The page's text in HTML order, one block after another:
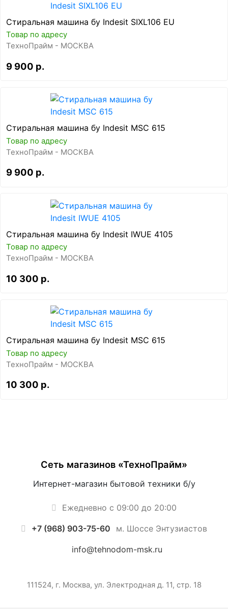
Стиральная машина бу Indesit SIXL106 EU
Товар по адресу
ТехноПрайм - МОСКВА
9 900 р.
Стиральная машина бу Indesit MSC 615
Товар по адресу
ТехноПрайм - МОСКВА
9 900 р.
Стиральная машина бу Indesit IWUE 4105
Товар по адресу
ТехноПрайм - МОСКВА
10 300 р.
Стиральная машина бу Indesit MSC 615
Товар по адресу
ТехноПрайм - МОСКВА
10 300 р.
Сеть магазинов «ТехноПрайм»
Интернет-магазин бытовой техники б/у
Ежедневно с 09:00 до 20:00
+7 (968) 903-75-60 м. Шоссе Энтузиастов
info@tehnodom-msk.ru
111524, г. Москва, ул. Электродная д. 11, стр. 18